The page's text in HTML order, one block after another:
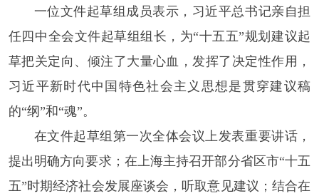
一位文件起草组成员表示，习近平总书记亲自担
任四中全会文件起草组组长，为“十五五”规划建议起
草把关定向、倾注了大量心血，发挥了决定性作用，
习近平新时代中国特色社会主义思想是贯穿建议稿
的“纲”和“魂”。
在文件起草组第一次全体会议上发表重要讲话，
提出明确方向要求；在上海主持召开部分省区市“十五
五”时期经济社会发展座谈会，听取意见建议；结合在